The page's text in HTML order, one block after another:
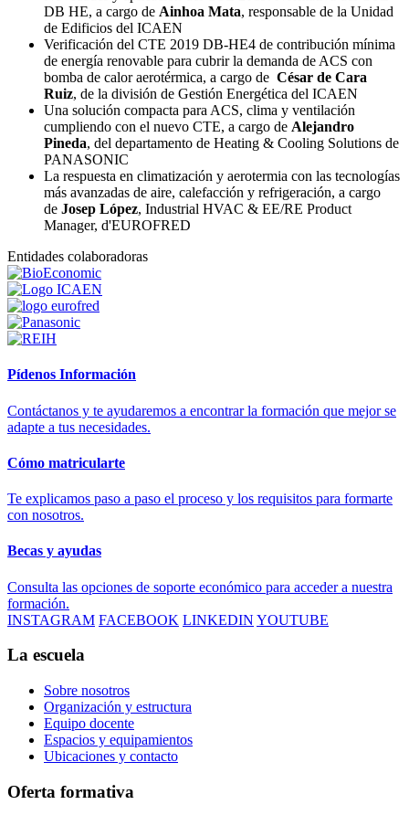
DB HE, a cargo de Ainhoa Mata, responsable de la Unidad
de Edificios del ICAEN
Verificación del CTE 2019 DB-HE4 de contribución mínima
de energía renovable para cubrir la demanda de ACS con
bomba de calor aerotérmica, a cargo de César de Cara
Ruiz, de la división de Gestión Energética del ICAEN
Una solución compacta para ACS, clima y ventilación
cumpliendo con el nuevo CTE, a cargo de Alejandro
Pineda, del departamento de Heating & Cooling Solutions de
PANASONIC
La respuesta en climatización y aerotermia con las tecnologías
más avanzadas de aire, calefacción y refrigeración, a cargo
de Josep López, Industrial HVAC & EE/RE Product
Manager, d'EUROFRED
Entidades colaboradoras
Pídenos Información
Contáctanos y te ayudaremos a encontrar la formación que mejor se
adapte a tus necesidades.
Cómo matricularte
Te explicamos paso a paso el proceso y los requisitos para formarte
con nosotros.
Becas y ayudas
Consulta las opciones de soporte económico para acceder a nuestra
formación.
INSTAGRAM FACEBOOK LINKEDIN YOUTUBE
La escuela
Sobre nosotros
Organización y estructura
Equipo docente
Espacios y equipamientos
Ubicaciones y contacto
Oferta formativa